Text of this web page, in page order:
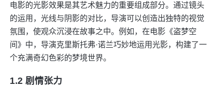
电影的光影效果是其艺术魅力的重要组成部分。通过镜头
的运用，光线与阴影的对比，导演可以创造出独特的视觉
氛围，使观众沉浸在故事之中。例如，在电影《盗梦空
间》中，导演克里斯托弗·诺兰巧妙地运用光影，构建了一
个充满奇幻色彩的梦境世界。
1.2 剧情张力